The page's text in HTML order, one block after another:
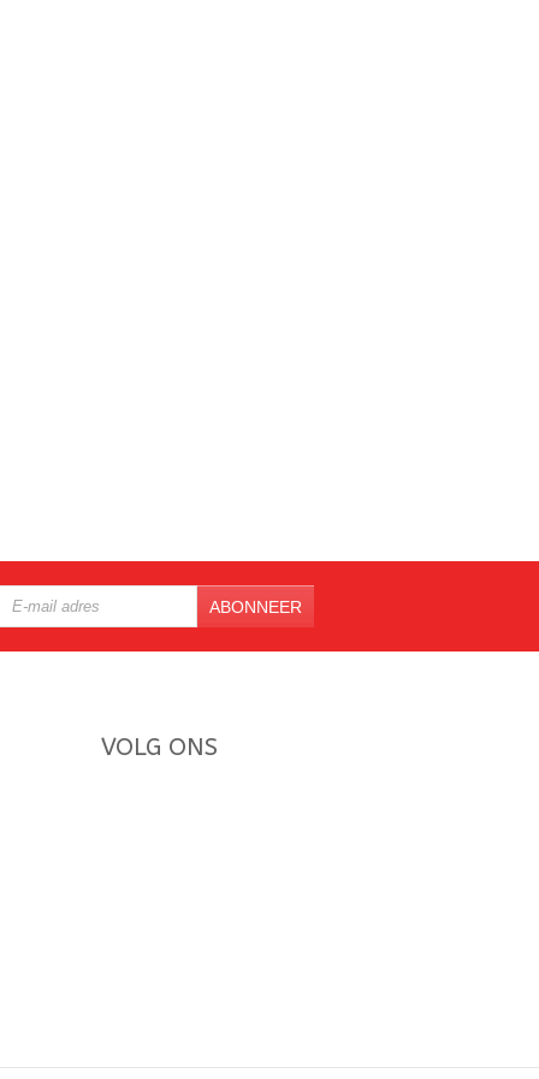
ABONNEER
VOLG ONS